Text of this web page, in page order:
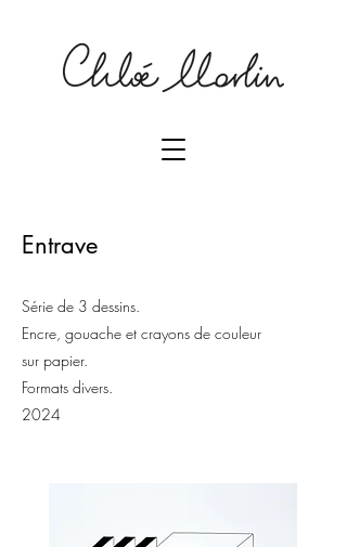
Entrave
Série de 3 dessins.
Encre, gouache et crayons de couleur
sur papier.
Formats divers.
2024